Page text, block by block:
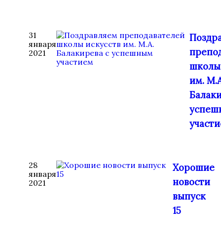
31
января
2021
школы
им.
28
января
2021
Хорошие
новости
выпуск
15